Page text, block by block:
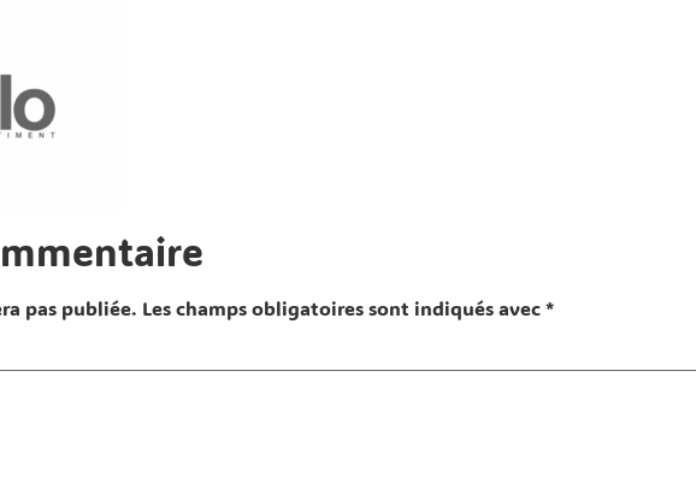
pas publiée. Les champs obligatoires sont indiqués avec*